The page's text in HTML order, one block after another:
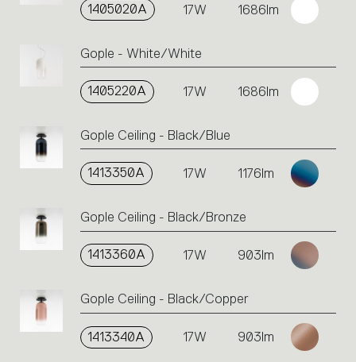
1405020A 17W 1686lm
Gople - White/White
1405220A 17W 1686lm
Gople Ceiling - Black/Blue
1413350A 17W 1176lm
Gople Ceiling - Black/Bronze
1413360A 17W 903lm
Gople Ceiling - Black/Copper
1413340A 17W 903lm